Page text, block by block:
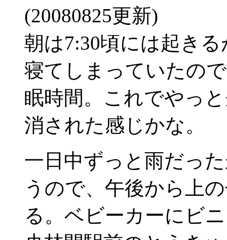
(20080825更新)
朝は7:30頃には起き
寝てしまっていたの
眠時間。これでやっ
消された感じかな。
一日中ずっと雨だっ
うので、午後から上
る。ベビーカーにビ